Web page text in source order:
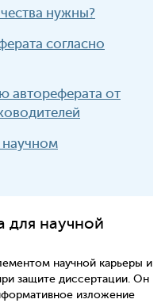
нужны?
согласно
автореферата от
научном
для научной
научной карьеры и
защите диссертации. Он
изложение